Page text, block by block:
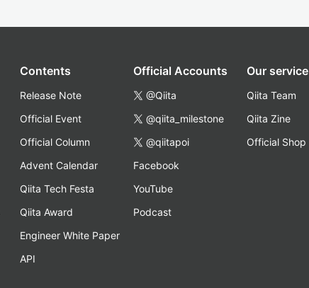
Contents
Release Note
Official Event
Official Column
Advent Calendar
Qiita Tech Festa
Qiita Award
Engineer White Paper
API
Official Accounts
@Qiita
@qiita_milestone
@qiitapoi
Facebook
YouTube
Podcast
Our service
Qiita Team
Qiita Zine
Official Shop